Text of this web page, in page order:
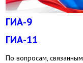
ГИА-9
ГИА-11
По вопросам,